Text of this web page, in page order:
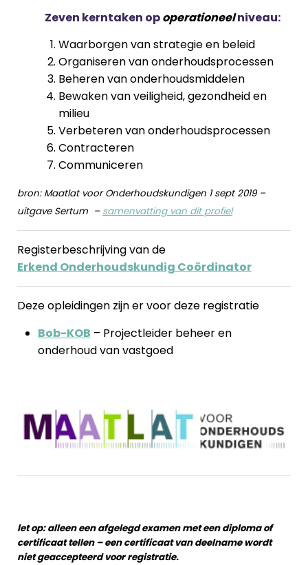
Zeven kerntaken opoperationeelniveau:
Waarborgen van strategie en beleid
Organiseren van onderhoudsprocessen
Beheren van onderhoudsmiddelen
Bewaken van veiligheid, gezondheid en
milieu
Verbeteren van onderhoudsprocessen
Contracteren
Communiceren
bron: Maatlat voor Onderhoudskundigen 1 sept 2019 –
uitgave Sertum – samenvatting van dit profiel
Registerbeschrijving van de
Erkend Onderhoudskundig Coördinator
Deze opleidingen zijn er voor deze registratie
Bob-KOB – Projectleider beheer en
onderhoud van vastgoed
let op: alleen een afgelegd examen met een diploma of
certificaat tellen – een certificaat van deelname wordt
niet geaccepteerd voor registratie.